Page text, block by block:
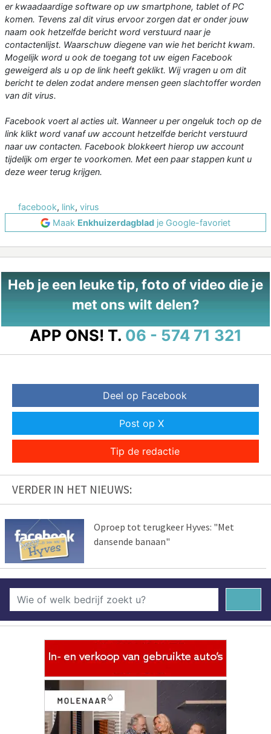
er kwaadaardige software op uw smartphone, tablet of PC
komen. Tevens zal dit virus ervoor zorgen dat er onder jouw
naam ook hetzelfde bericht word verstuurd naar je
contactenlijst. Waarschuw diegene van wie het bericht kwam.
Mogelijk word u ook de toegang tot uw eigen Facebook
geweigerd als u op de link heeft geklikt. Wij vragen u om dit
bericht te delen zodat andere mensen geen slachtoffer worden
van dit virus.
Facebook voert al acties uit. Wanneer u per ongeluk toch op de
link klikt word vanaf uw account hetzelfde bericht verstuurd
naar uw contacten. Facebook blokkeert hierop uw account
tijdelijk om erger te voorkomen. Met een paar stappen kunt u
deze weer terug krijgen.
facebook, link, virus
Maak Enkhuizerdagblad je Google-favoriet
Heb je een leuke tip, foto of video die je
met ons wilt delen?
APP ONS! T. 06 - 574 71 321
Deel op Facebook
Post op X
Tip de redactie
VERDER IN HET NIEUWS:
Oproep tot terugkeer Hyves: "Met
dansende banaan"